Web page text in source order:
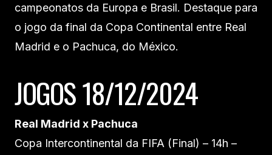
campeonatos da Europa e Brasil. Destaque para
o jogo da final da Copa Continental entre Real
Madrid e o Pachuca, do México.
JOGOS 18/12/2024
Real Madrid x Pachuca
Copa Intercontinental da FIFA (Final) – 14h –